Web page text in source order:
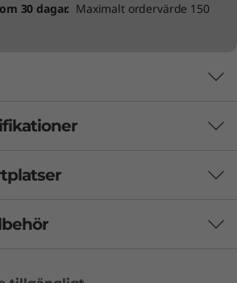
30 dagar. Maximalt ordervärde 150
15 minuter för 2 timmars